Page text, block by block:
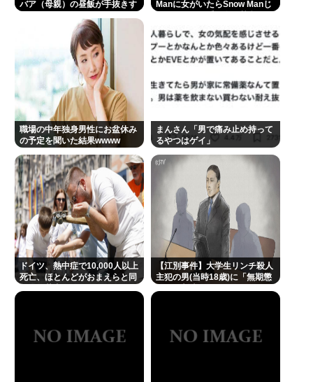
バア（母親）の昼飯が手抜きす
Manに女がいたらSnow Manじ
職場の中年独身男性にお盆休み
の予定を聞いた結果wwww
まんさん「男で痛み止め持って
るやつはゲイ」
ドイツ、熱中症で10,000人以上
死亡、ほとんどがおまえらと同
【江別事件】大学生リンチ殺人
主犯の男(当時18歳)に「無期懲